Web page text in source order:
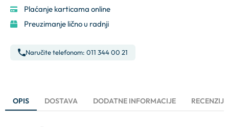
Plaćanje karticama online
Preuzimanje lično u radnji
Naručite telefonom: 011 344 00 21
OPIS DOSTAVA DODATNE INFORMACIJE